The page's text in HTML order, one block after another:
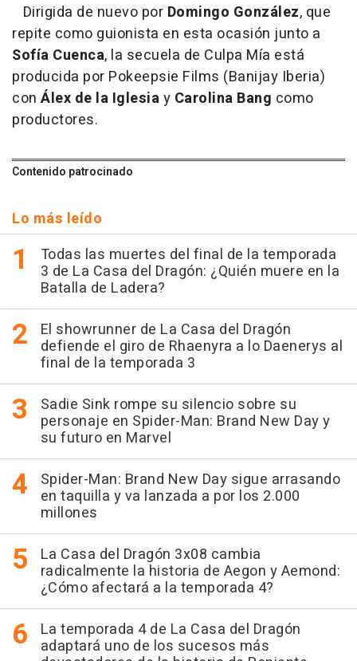
Dirigida de nuevo por Domingo González, que
repite como guionista en esta ocasión junto a
Sofía Cuenca, la secuela de Culpa Mía está
producida por Pokeepsie Films (Banijay Iberia)
con Álex de la Iglesiay Carolina Bang como
productores.
Contenido patrocinado
Lo más leído
Todas las muertes del final de la temporada
3 de La Casa del Dragón: ¿Quién muere en la
Batalla de Ladera?
El showrunner de La Casa del Dragón
defiende el giro de Rhaenyra a lo Daenerys al
final de la temporada 3
Sadie Sink rompe su silencio sobre su
personaje en Spider-Man: Brand New Day y
su futuro en Marvel
Spider-Man: Brand New Day sigue arrasando
en taquilla y va lanzada a por los 2.000
millones
La Casa del Dragón 3x08 cambia
radicalmente la historia de Aegon y Aemond:
¿Cómo afectará a la temporada 4?
La temporada 4 de La Casa del Dragón
adaptará uno de los sucesos más